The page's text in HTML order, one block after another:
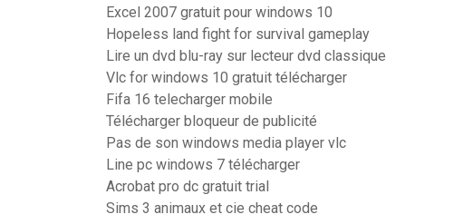
Excel 2007 gratuit pour windows 10
Hopeless land fight for survival gameplay
Lire un dvd blu-ray sur lecteur dvd classique
Vlc for windows 10 gratuit télécharger
Fifa 16 telecharger mobile
Télécharger bloqueur de publicité
Pas de son windows media player vlc
Line pc windows 7 télécharger
Acrobat pro dc gratuit trial
Sims 3 animaux et cie cheat code